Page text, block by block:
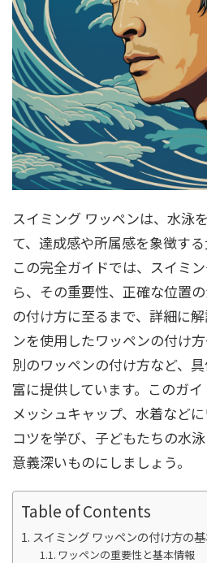
スイミング ワッペンは、水泳
て、達成感や所属感を象徴する
この完全ガイドでは、スイミ
ら、その重要性、正確な位置
の付け方に至るまで、詳細に
ンを使用したワッペンの付け
別のワッペンの付け方など、
富に提供しています。このガ
メッシュキャップ、水着など
コツを学び、子どもたちの水
意義深いものにしましょう。
Table of Contents
スイミング ワッペンの付け方の
ワッペンの重要性と基本情報